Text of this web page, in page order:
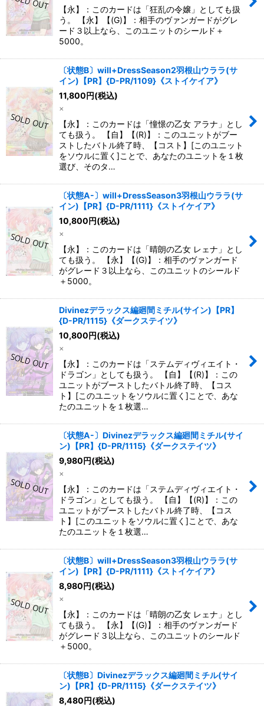
【永】：このカードは「狂乱の令嬢」としても扱
う。 【永】【(G)】：相手のヴァンガードがグレ
ード３以上なら、このユニットのシールド＋
5000。
〔状態B〕will+DressSeason2羽根山ウララ(サ
イン)【PR】{D-PR/1109}《ストイケイア》
11,800円(税込)
×
【永】：このカードは「憧憬の乙女 アラナ」とし
ても扱う。 【自】【(R)】：このユニットがブー
ストしたバトル終了時、【コスト】[このユニット
をソウルに置く]ことで、あなたのユニットを１枚
選び、そのタ…
〔状態A-〕will+DressSeason3羽根山ウララ(サ
イン)【PR】{D-PR/1111}《ストイケイア》
10,800円(税込)
×
【永】：このカードは「晴朗の乙女 レェナ」とし
ても扱う。 【永】【(G)】：相手のヴァンガード
がグレード３以上なら、このユニットのシールド
＋5000。
Divinezデラックス編廻間ミチル(サイン)【PR】
{D-PR/1115}《ダークステイツ》
10,800円(税込)
×
【永】：このカードは「ステムディヴィエイト・
ドラゴン」としても扱う。 【自】【(R)】：この
ユニットがブーストしたバトル終了時、【コス
ト】[このユニットをソウルに置く]ことで、あな
たのユニットを１枚選…
〔状態A-〕Divinezデラックス編廻間ミチル(サイ
ン)【PR】{D-PR/1115}《ダークステイツ》
9,980円(税込)
×
【永】：このカードは「ステムディヴィエイト・
ドラゴン」としても扱う。 【自】【(R)】：この
ユニットがブーストしたバトル終了時、【コス
ト】[このユニットをソウルに置く]ことで、あな
たのユニットを１枚選…
〔状態B〕will+DressSeason3羽根山ウララ(サ
イン)【PR】{D-PR/1111}《ストイケイア》
8,980円(税込)
×
【永】：このカードは「晴朗の乙女 レェナ」とし
ても扱う。 【永】【(G)】：相手のヴァンガード
がグレード３以上なら、このユニットのシールド
＋5000。
〔状態B〕Divinezデラックス編廻間ミチル(サイ
ン)【PR】{D-PR/1115}《ダークステイツ》
8,480円(税込)